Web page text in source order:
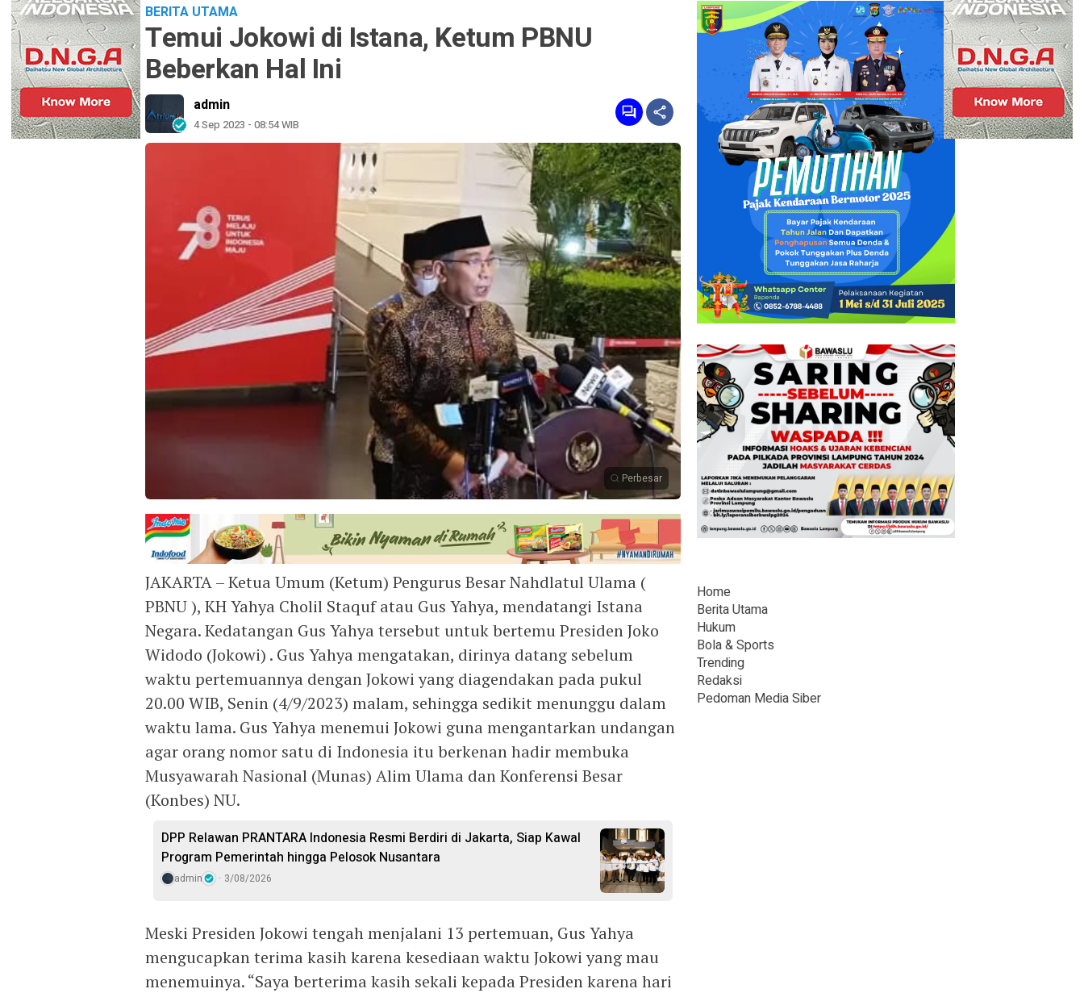
BERITA UTAMA
Temui Jokowi di Istana, Ketum PBNU
Beberkan Hal Ini
admin
4 Sep 2023 - 08:54 WIB
Perbesar
JAKARTA – Ketua Umum (Ketum) Pengurus Besar Nahdlatul Ulama (
PBNU ), KH Yahya Cholil Staquf atau Gus Yahya, mendatangi Istana
Negara. Kedatangan Gus Yahya tersebut untuk bertemu Presiden Joko
Widodo (Jokowi) . Gus Yahya mengatakan, dirinya datang sebelum
waktu pertemuannya dengan Jokowi yang diagendakan pada pukul
20.00 WIB, Senin (4/9/2023) malam, sehingga sedikit menunggu dalam
waktu lama. Gus Yahya menemui Jokowi guna mengantarkan undangan
agar orang nomor satu di Indonesia itu berkenan hadir membuka
Musyawarah Nasional (Munas) Alim Ulama dan Konferensi Besar
(Konbes) NU.
DPP Relawan PRANTARA Indonesia Resmi Berdiri di Jakarta, Siap Kawal
Program Pemerintah hingga Pelosok Nusantara
admin 3/08/2026
Meski Presiden Jokowi tengah menjalani 13 pertemuan, Gus Yahya
mengucapkan terima kasih karena kesediaan waktu Jokowi yang mau
menemuinya. “Saya berterima kasih sekali kepada Presiden karena hari
Home
Berita Utama
Hukum
Bola & Sports
Trending
Redaksi
Pedoman Media Siber